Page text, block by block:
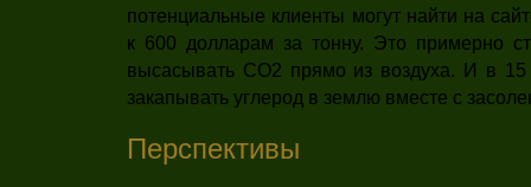
потенциальные клиенты могут найти на
к 600 долларам за тонну. Это примерно
высасывать CO2 прямо из воздуха. И в
закапывать углерод в землю вместе с
Перспективы